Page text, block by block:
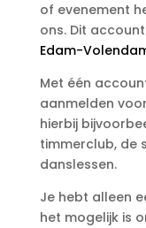
of evenement
ons. Dit
Edam-
Met één
aanmelden
hierbij
timmerclub, de
danslessen.
Je hebt alleen
het mogelijk is